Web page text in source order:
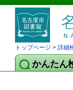
トップページ > 詳細
かんたん